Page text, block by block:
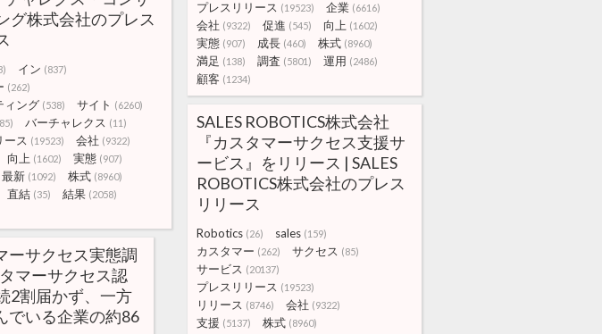
プレスリリース (19523) 企業 (6616)
会社 (9322) 促進 (545) 向上 (1602)
実態 (907) 成長 (460) 株式 (8960)
満足 (138) 調査 (5801) 運用 (2486)
顧客 (1234)
グ株式会社のプレス
イン (837)
(262)
ィング (538) サイト (6260)
バーチャレクス (11)
ース (19523) 会社 (9322)
向上 (1602) 実態 (907)
最新 (1092) 株式 (8960)
直結 (35) 結果 (2058)
SALES ROBOTICS株式会社
『カスタマーサクセス支援サ
ービス』をリリース | SALES
ROBOTICS株式会社のプレス
リリース
Robotics (26) sales (159)
カスタマー (262) サクセス (85)
サービス (20137)
プレスリリース (19523)
リリース (8746) 会社 (9322)
支援 (5137) 株式 (8960)
ーサクセス実態調
マーサクセス認
2割届かず、一方
でいる企業の約86